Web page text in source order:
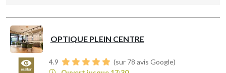
OPTIQUE PLEIN CENTRE
4.9
(sur 78 avis Google)